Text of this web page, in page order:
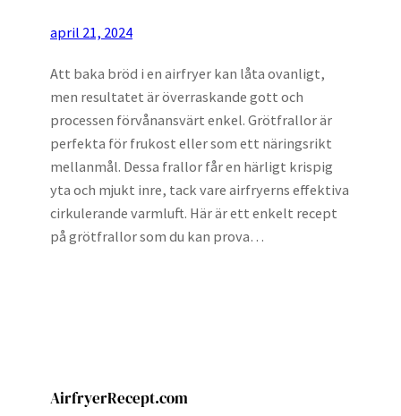
april 21, 2024
Att baka bröd i en airfryer kan låta ovanligt,
men resultatet är överraskande gott och
processen förvånansvärt enkel. Grötfrallor är
perfekta för frukost eller som ett näringsrikt
mellanmål. Dessa frallor får en härligt krispig
yta och mjukt inre, tack vare airfryerns effektiva
cirkulerande varmluft. Här är ett enkelt recept
på grötfrallor som du kan prova…
AirfryerRecept.com